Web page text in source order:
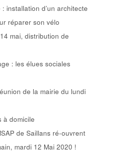
installation d’un architecte
réparer son vélo
mai, distribution de
: les élues sociales
de la mairie du lundi
à domicile
de Saillans ré-ouvrent
mardi 12 Mai 2020 !